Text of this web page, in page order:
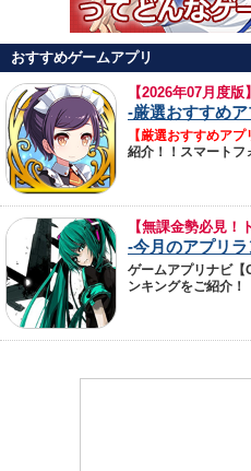
おすすめゲームアプリ
【2026年07月度版
-厳選おすすめ
【厳選おすすめアプ
紹介！！スマートフ
【無課金勢必見！
-今月のアプリ
ゲームアプリナビ【
ンキングをご紹介！